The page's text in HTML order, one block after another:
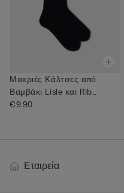
Μακριές Κάλτσες από
Βαμβάκι Lisle και Rib
ύφανση
€9.90
Εταιρεία